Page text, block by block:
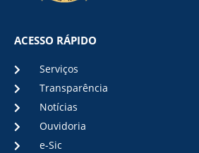
ACESSO RÁPIDO
Serviços
Transparência
Notícias
Ouvidoria
e-Sic